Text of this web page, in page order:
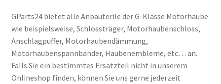
GParts24 bietet alle Anbauterile der G-Klasse Motorhaube
wie beispielsweise, Schlossträger, Motorhaubenschloss,
Anschlagpuffer, Motorhaubendämmung,
Motorhaubenspannbänder, Haubenembleme, etc… an.
Falls Sie ein bestimmtes Ersatzteil nicht in unserem
Onlineshop finden, können Sie uns gerne jederzeit